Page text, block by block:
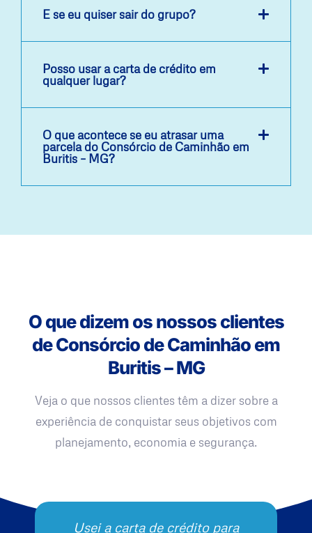
E se eu quiser sair do grupo?
Posso usar a carta de crédito em
qualquer lugar?
O que acontece se eu atrasar uma
parcela do Consórcio de Caminhão em
Buritis – MG?
O que dizem os nossos clientes
de Consórcio de Caminhão em
Buritis – MG
Veja o que nossos clientes têm a dizer sobre a
experiência de conquistar seus objetivos com
planejamento, economia e segurança.
Usei a carta de crédito para